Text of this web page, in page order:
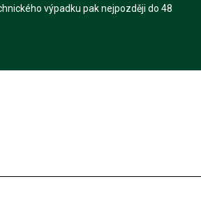
výpadku pak nejpozději do 48